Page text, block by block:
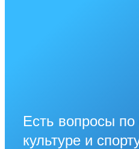
Есть вопросы
культуре и